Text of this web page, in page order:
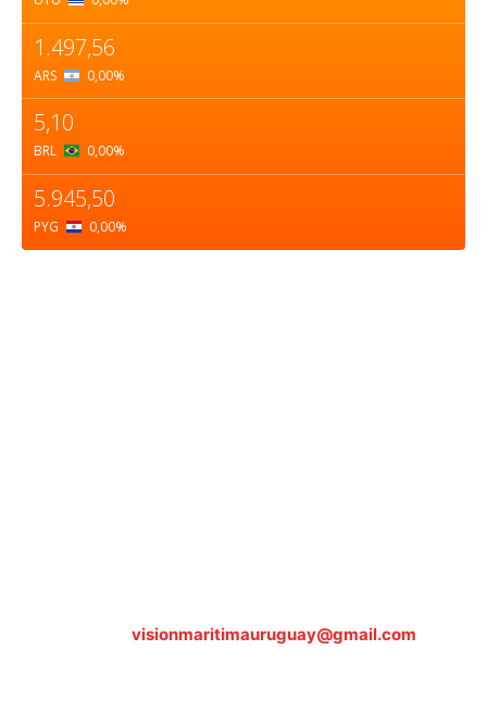
1.497,56
ARS 0,00%
5,10
BRL 0,00%
5.945,50
PYG 0,00%
visionmaritimauruguay@gmail.com